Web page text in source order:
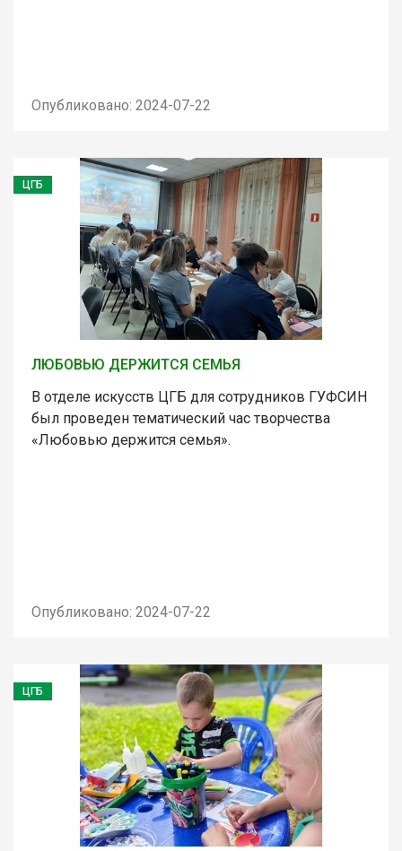
Опубликовано: 2024-07-22
ЦГБ
ЛЮБОВЬЮ ДЕРЖИТСЯ СЕМЬЯ
В отделе искусств ЦГБ для сотрудников ГУФСИН
был проведен тематический час творчества
«Любовью держится семья».
Опубликовано: 2024-07-22
ЦГБ